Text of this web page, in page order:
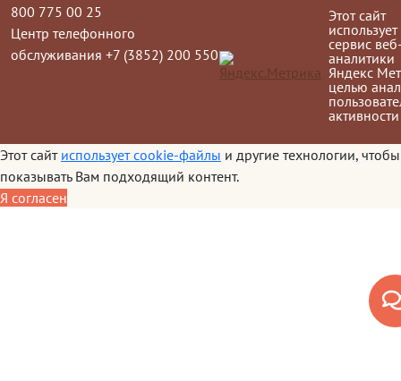
800 775 00 25
Центр телефонного
обслуживания +7 (3852) 200 550
Этот сайт
использует
сервис
аналитики
Яндекс
целью
активности
Этот сайт использует cookie-файлы и другие технологии, чтобы
показывать Вам подходящий контент.
Я согласен